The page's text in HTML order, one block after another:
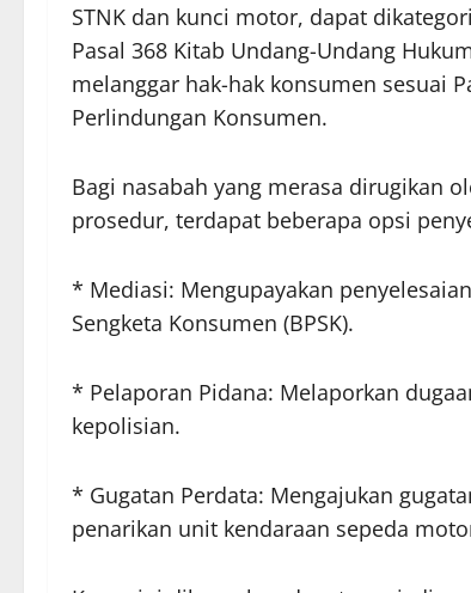
STNK dan kunci motor, dapat
Pasal 368 Kitab Undang-Undang
melanggar hak-hak konsumen sesuai
Perlindungan Konsumen.
Bagi nasabah yang merasa dirugikan
prosedur, terdapat beberapa opsi
* Mediasi: Mengupayakan
Sengketa Konsumen (BPSK).
* Pelaporan Pidana: Melaporkan
kepolisian.
* Gugatan Perdata: Mengajukan
penarikan unit kendaraan sepeda